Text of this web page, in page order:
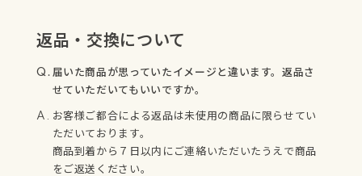
返品・交換について
届いた商品が思っていたイメージと違います。返品さ
せていただいてもいいですか。
お客様ご都合による返品は未使用の商品に限らせてい
ただいております。
商品到着から７日以内にご連絡いただいたうえで商品
をご返送ください。